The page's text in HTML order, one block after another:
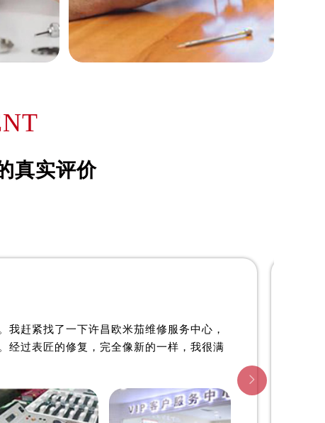
是许昌欧米茄维修服务中心
(许昌欧米茄维修保养中心)
真实评价
赶紧找了一下许昌欧米茄维修服务中心，
经过表匠的修复，完全像新的一样，我很满
